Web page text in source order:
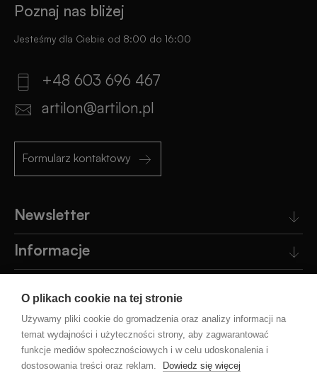
O plikach cookie na tej stronie
Używamy pliki cookie do gromadzenia oraz analizy informacji na
temat wydajności i użyteczności strony, aby zagwarantować
funkcje mediów społecznościowych i w celu udoskonalenia i
dostosowania treści oraz reklam.
Dowiedz się więcej
Poznaj nas bliżej
Jesteśmy dla Ciebie od 8:00 do 16:00
+48 603 696 467
artilon@artilon.pl
Formularz kontaktowy
Newsletter
Informacje
Pomoc
Blog